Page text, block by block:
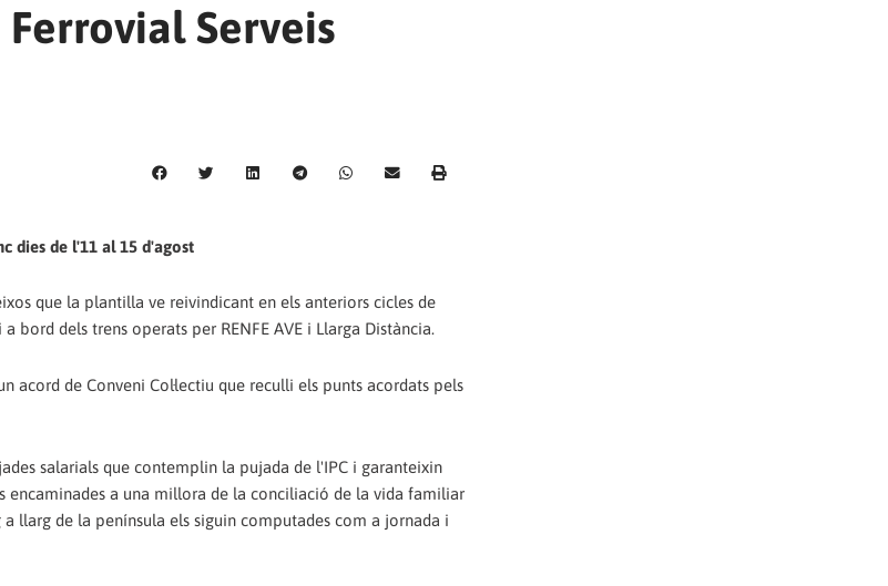
Ferrovial Serveis
dies de l'11 al 15 d'agost
que la plantilla ve reivindicant en els anteriors cicles de
bord dels trens operats per RENFE AVE i Llarga Distància.
acord de Conveni Col·lectiu que reculli els punts acordats pels
salarials que contemplin la pujada de l'IPC i garanteixin
a una millora de la conciliació de la vida familiar
llarg de la península els siguin computades com a jornada i